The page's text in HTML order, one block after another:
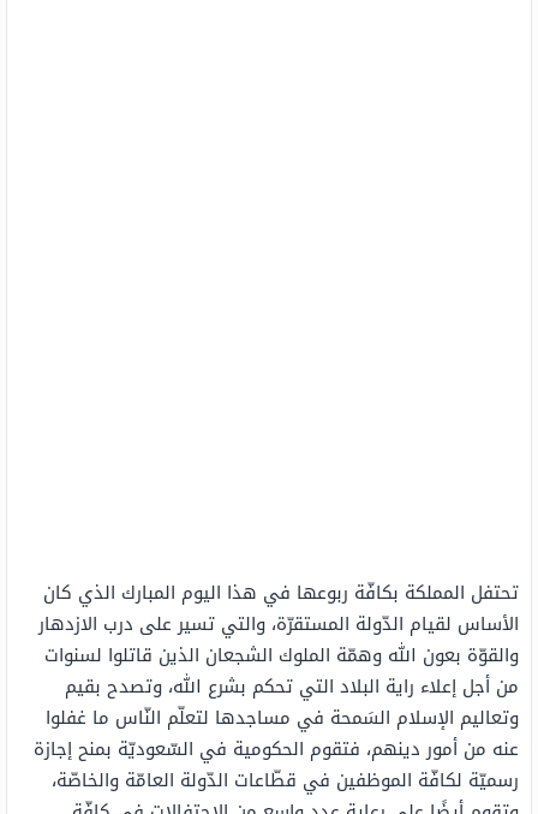
تحتفل المملكة بكافّة ربوعها في هذا اليوم المبارك الذي كان
الأساس لقيام الدّولة المستقرّة، والتي تسير على درب الازدهار
والقوّة بعون الله وهمّة الملوك الشجعان الذين قاتلوا لسنوات
من أجل إعلاء راية البلاد التي تحكم بشرع الله، وتصدح بقيم
وتعاليم الإسلام السَمحة في مساجدها لتعلّم النّاس ما غفلوا
عنه من أمور دينهم، فتقوم الحكومية في السّعوديّة بمنح إجازة
رسميّة لكافّة الموظفين في قطّاعات الدّولة العامّة والخاصّة،